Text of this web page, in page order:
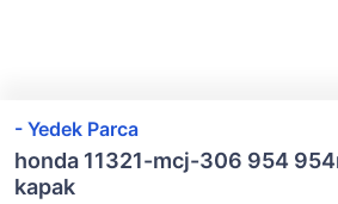
- Yedek Parca
honda 11321-mcj-306 954
kapak